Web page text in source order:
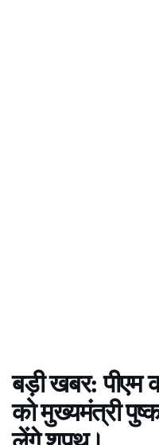
बड़ी खबर: पीएम
को मुख्यमंत्री